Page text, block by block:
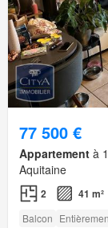
77 500 €
Appartement à
Aquitaine
2 41 m²
Balcon